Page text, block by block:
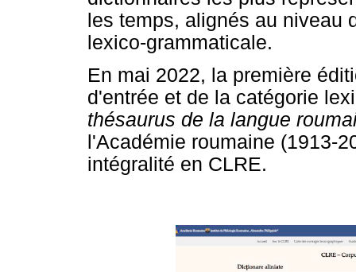
les temps, alignés au niveau
lexico-grammaticale.
En mai 2022, la première
d'entrée et de la catégorie
thésaurus de la langue
l'Académie roumaine (1913-
intégralité en CLRE.